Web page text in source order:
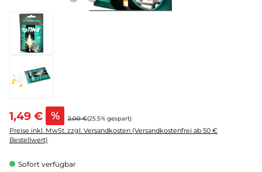
1,49 € % 2,00 €(25.5% gespart)
Preise inkl. MwSt. zzgl. Versandkosten (Versandkostenfrei ab 50 €
Bestellwert)
Sofort verfügbar